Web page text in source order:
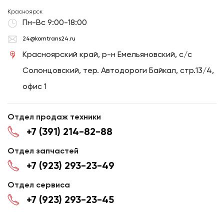
Красноярск
Пн-Вс 9:00-18:00
24@komtrans24.ru
Красноярский край, р-н Емельяновский, с/с
Солонцовский, тер. Автодороги Байкал, стр.13/4,
офис 1
Отдел продаж техники
+7 (391) 214-82-88
Отдел запчастей
+7 (923) 293-23-49
Отдел сервиса
+7 (923) 293-23-45